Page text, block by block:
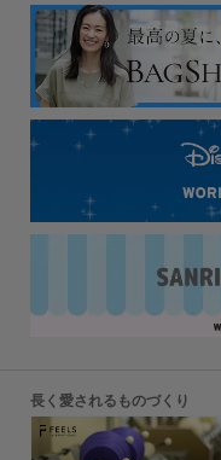
長く愛されるものづくり